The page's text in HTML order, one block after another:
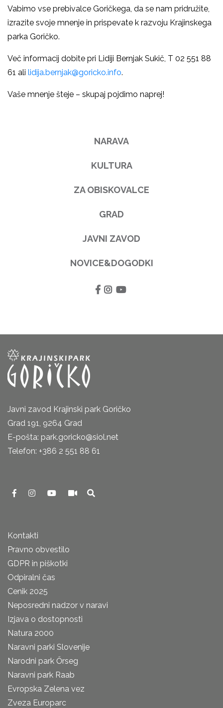
Vabimo vse prebivalce Goričkega, da se nam pridružite,
izrazite svoje mnenje in prispevate k razvoju Krajinskega
parka Goričko.
Več informacij dobite pri Lidiji Bernjak Sukič, T 02 551 88
61 ali lidija.bernjak@goricko.info.
Vaše mnenje šteje – skupaj pojdimo naprej!
NARAVA
KULTURA
ZA OBISKOVALCE
GRAD
JAVNI ZAVOD
NOVICE&DOGODKI
Javni zavod Krajinski park Goričko
Grad 191, 9264 Grad
E-pošta: park.goricko@siol.net
Telefon: +386 2 551 88 61
Kontakti
Pravno obvestilo
GDPR in piškotki
Odpiralni čas
Cenik 2025
Neposredni nadzor v naravi
Izjava o dostopnosti
Natura 2000
Naravni parki Slovenije
Narodni park Őrseg
Naravni park Raab
Evropska Zelena vez
Zveza Europarc